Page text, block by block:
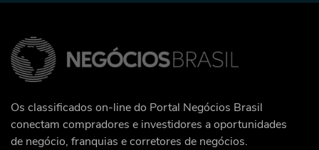
Os classificados on-line do Portal Negócios Brasil
conectam compradores e investidores a oportunidades
de negócio, franquias e corretores de negócios.